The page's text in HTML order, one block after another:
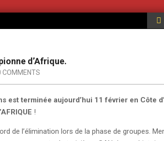
d’Afrique.
COMMENTS
est terminée aujourd’hui 11 février en Côte
!
de l’élimination lors de la phase de groupes.